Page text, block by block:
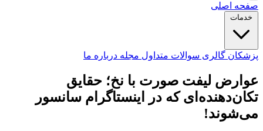
صفحه اصلی
خدمات
پزشکان گالری سوالات متداول مجله درباره ما
عوارض لیفت صورت با نخ؛ حقایق
تکان‌دهنده‌ای که در اینستاگرام سانسور
می‌شوند!